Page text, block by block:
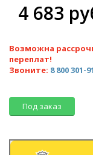
4 683
Возможна
переплат!
Звоните: 8 800 301-
Под заказ